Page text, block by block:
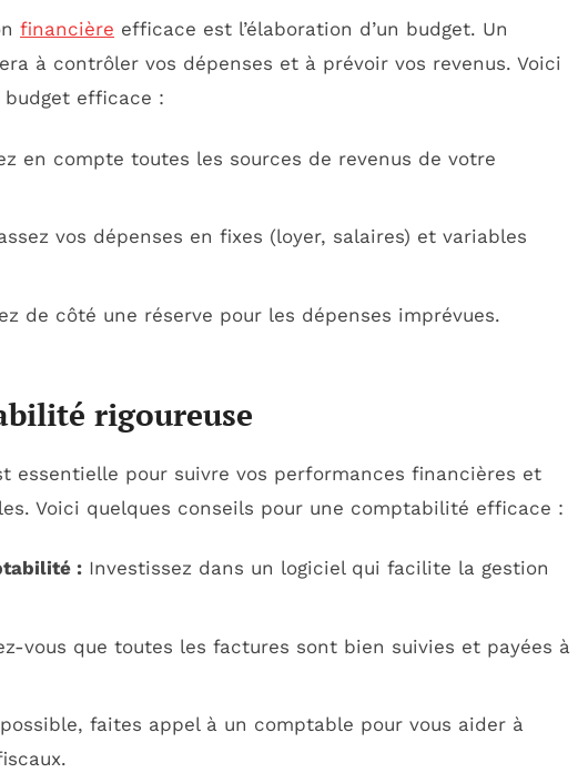
financière efficace est l’élaboration d’un budget. Un
à contrôler vos dépenses et à prévoir vos revenus. Voici
efficace :
en compte toutes les sources de revenus de votre
vos dépenses en fixes (loyer, salaires) et variables
de côté une réserve pour les dépenses imprévues.
rigoureuse
essentielle pour suivre vos performances financières et
Voici quelques conseils pour une comptabilité efficace :
:Investissez dans un logiciel qui facilite la gestion
vous que toutes les factures sont bien suivies et payées à
faites appel à un comptable pour vous aider à